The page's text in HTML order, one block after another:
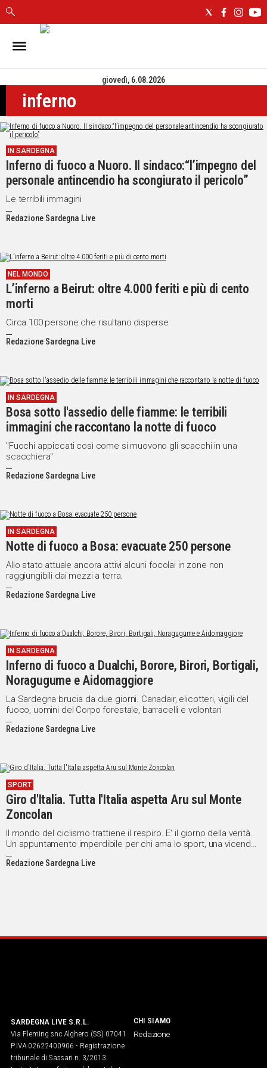
IN
CAGLIARI
SASSARI
NUORO
ORISTANO
SULCIS
GALLURA
OGLIASTRA
CAMPIDANO
POLITICA
IN
ITALIA
NEL
MONDO
SPORT
VIDEO
UNISCITI
WHATSAPP
giovedì, 6.08.2026
inferno
IN SARDEGNA
Inferno di fuoco a Nuoro. Il sindaco:“l’impegno del
personale antincendio ha scongiurato il pericolo”
Le terribili immagini
Redazione Sardegna Live
NEL MONDO
L’inferno a Beirut: oltre 4.000 feriti e più di cento
morti
Circa 100 persone che risultano disperse
Redazione Sardegna Live
IN SARDEGNA
Bosa sotto l'assedio delle fiamme: le terribili
immagini che raccontano la notte di fuoco
"Fuochi appiccati così come si muovono gli scacchi in una
scacchiera"
Redazione Sardegna Live
IN SARDEGNA
Notte di fuoco a Bosa: evacuate 250 persone
Allo stato attuale ancora attivi alcuni focolai in zone non
raggiungibili dai mezzi a terra.
Redazione Sardegna Live
IN SARDEGNA
Inferno di fuoco a Dualchi, Borore, Birori, Bortigali,
Noragugume e Aidomaggiore
La Sardegna brucia da due giorni. Canadair, elicotteri, vigili del
fuoco, uomini del Corpo forestale, barracelli e volontari
Redazione Sardegna Live
SPORT
Giro d'Italia. Tutta l'Italia aspetta Aru sul Monte
Zoncolan
Il mondo del ciclismo trattiene il respiro. E' il giorno della verità.
Un appuntamento imperdibile per chi ama lo sport, una vicenda
a sè stante rispetto a quanto fino ad oggi accaduto sulle strade
del Giro. Il 'Kaiser', il 'Mostro', sono tanti i soprannomi che il
Redazione Sardegna Live
SARDEGNA LIVE S.R.L.
Via Fleming snc Alghero (SS) 07041
P.IVA 02622400906 - Registrazione
tribunale di Sassari n. 3/2013
CHI SIAMO
Redazione